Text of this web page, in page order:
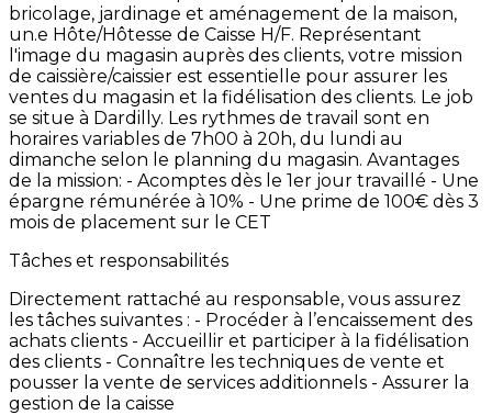
bricolage, jardinage et aménagement de la maison,
un.e Hôte/Hôtesse de Caisse H/F. Représentant
l'image du magasin auprès des clients, votre mission
de caissière/caissier est essentielle pour assurer les
ventes du magasin et la fidélisation des clients. Le job
se situe à Dardilly. Les rythmes de travail sont en
horaires variables de 7h00 à 20h, du lundi au
dimanche selon le planning du magasin. Avantages
de la mission: - Acomptes dès le 1er jour travaillé - Une
épargne rémunérée à 10% - Une prime de 100€ dès 3
mois de placement sur le CET
Tâches et responsabilités
Directement rattaché au responsable, vous assurez
les tâches suivantes : - Procéder à l’encaissement des
achats clients - Accueillir et participer à la fidélisation
des clients - Connaître les techniques de vente et
pousser la vente de services additionnels - Assurer la
gestion de la caisse